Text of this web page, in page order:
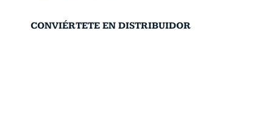
CONVIÉRTETE EN DISTRIBUIDOR